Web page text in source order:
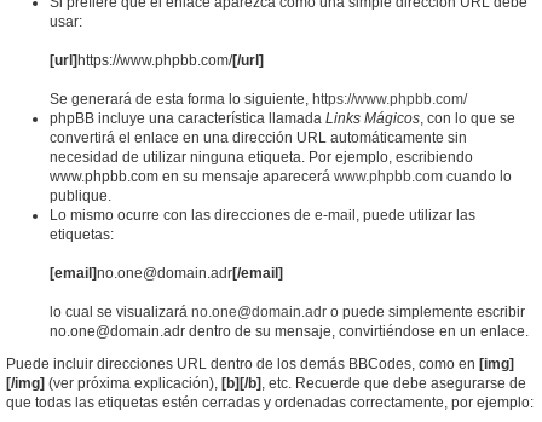
usar:
[url] https://www.phpbb.com/[/url]
Se generará de esta forma lo siguiente, https://www.phpbb.com/
phpBB incluye una característica llamada Links Mágicos, con lo que se
convertirá el enlace en una dirección URL automáticamente sin
necesidad de utilizar ninguna etiqueta. Por ejemplo, escribiendo
www.phpbb.com en su mensaje aparecerá www.phpbb.com cuando lo
publique.
Lo mismo ocurre con las direcciones de e-mail, puede utilizar las
etiquetas:
[email]no.one@domain.adr[/email]
lo cual se visualizará no.one@domain.adr o puede simplemente escribir
no.one@domain.adr dentro de su mensaje, convirtiéndose en un enlace.
Puede incluir direcciones URL dentro de los demás BBCodes, como en [img]
[/img] (ver próxima explicación), [b][/b] , etc. Recuerde que debe asegurarse de
que todas las etiquetas estén cerradas y ordenadas correctamente, por ejemplo: